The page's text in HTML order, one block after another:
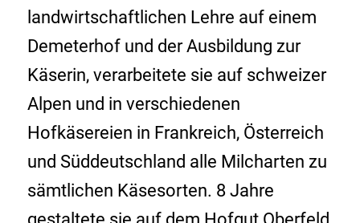
landwirtschaftlichen Lehre auf einem
Demeterhof und der Ausbildung zur
Käserin, verarbeitete sie auf schweizer
Alpen und in verschiedenen
Hofkäsereien in Frankreich, Österreich
und Süddeutschland alle Milcharten zu
sämtlichen Käsesorten. 8 Jahre